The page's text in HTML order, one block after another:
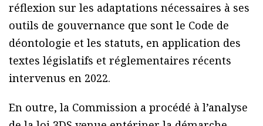
réflexion sur les adaptations nécessaires à ses
outils de gouvernance que sont le Code de
déontologie et les statuts, en application des
textes législatifs et réglementaires récents
intervenus en 2022.
En outre, la Commission a procédé à l’analyse